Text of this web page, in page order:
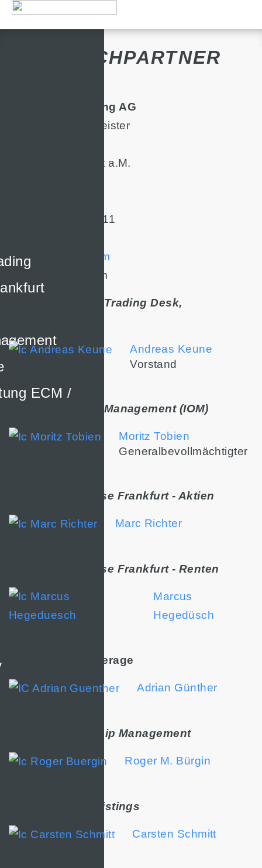
ECM /
ANSPRECHPARTNER
Wolfgang Steubing AG​
Wertpapierdienstleister
D-60313 Frankfurt a.M.
F +49 69 297-16111
info@steubing.com
www.steubing.com
Trading, Service Trading Desk,
Andreas Keune
Vorstand
Integrated Order Management (IOM)
Moritz Tobien
Generalbevollmächtigter
Spezialisten Börse Frankfurt - Aktien
Marc Richter
Spezialisten Börse Frankfurt - Renten
Marcus
Hegedüsch
Derivatives Brokerage
Adrian Günther
Client Relationship Management
Roger M. Bürgin
Kapitalmarkt & Listings
Carsten Schmitt